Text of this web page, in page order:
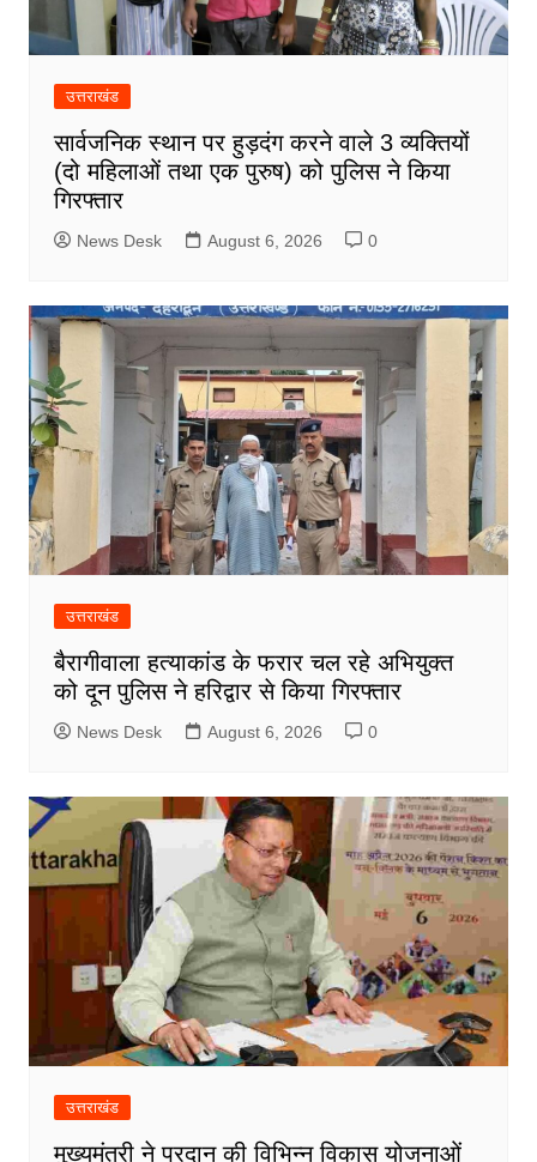
उत्तराखंड
सार्वजनिक स्थान पर हुड़दंग करने वाले 3 व्यक्तियों
(दो महिलाओं तथा एक पुरुष) को पुलिस ने किया
गिरफ्तार
News Desk August 6, 2026 0
उत्तराखंड
बैरागीवाला हत्याकांड के फरार चल रहे अभियुक्त
को दून पुलिस ने हरिद्वार से किया गिरफ्तार
News Desk August 6, 2026 0
उत्तराखंड
मुख्यमंत्री ने प्रदान की विभिन्न विकास योजनाओं